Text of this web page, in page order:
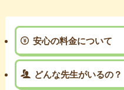
安心の料金について
どんな先生がいるの？